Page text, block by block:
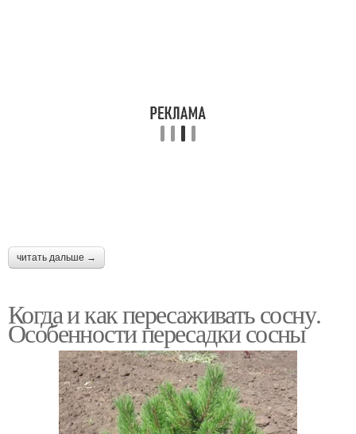
читать дальше →
Когда и как пересаживать сосну.
Особенности пересадки сосны